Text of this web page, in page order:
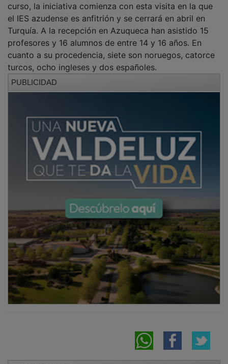
curso, la iniciativa comienza con esta visita en la que
el IES azudense es anfitrión y se cerrará en abril en
Turquía. A la recepción en Azuqueca han asistido 15
profesores y 16 alumnos de entre 14 y 16 años. En
cuanto a su procedencia, siete son noruegos, catorce
turcos, ocho ingleses y dos españoles.
PUBLICIDAD